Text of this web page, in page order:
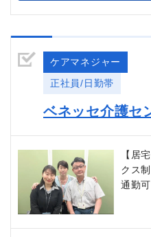
ケアマネジャー
正社員/日勤帯
ベネッセ介護セ
【居
クス
通勤可